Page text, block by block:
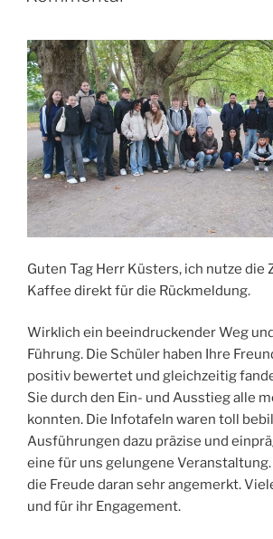
Guten Tag Herr Küsters, ich nutze die
Kaffee direkt für die Rückmeldung.
Wirklich ein beeindruckender Weg
Führung. Die Schüler haben Ihre
positiv bewertet und gleichzeitig
Sie durch den Ein- und Ausstieg alle
konnten. Die Infotafeln waren toll
Ausführungen dazu präzise und
eine für uns gelungene Veranstaltung.
die Freude daran sehr angemerkt.
und für ihr Engagement.